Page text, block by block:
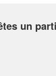
un